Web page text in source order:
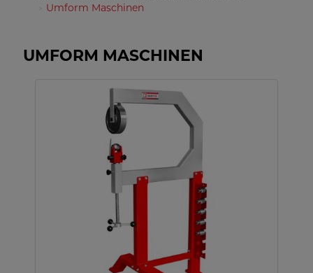
Umform Maschinen
UMFORM MASCHINEN